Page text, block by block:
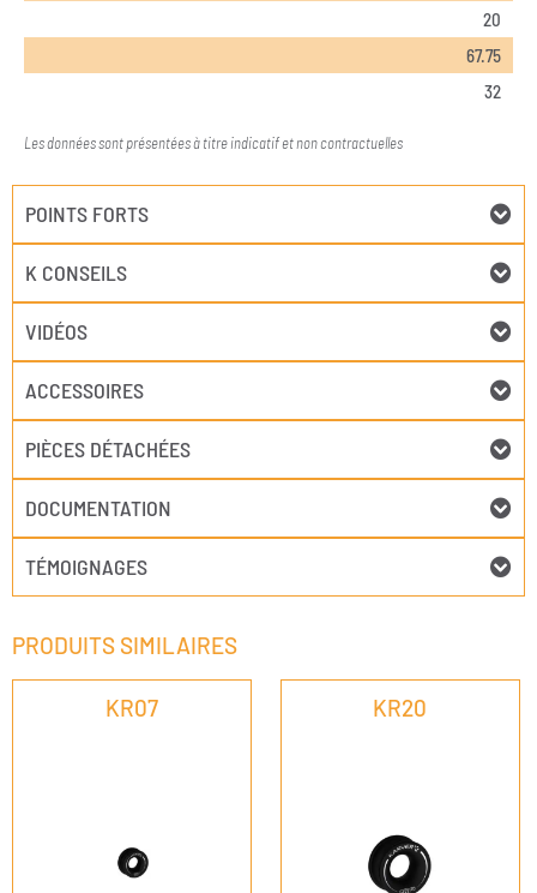
20
67.75
32
Les données sont présentées à titre indicatif et non contractuelles
POINTS FORTS
K CONSEILS
VIDÉOS
ACCESSOIRES
PIÈCES DÉTACHÉES
DOCUMENTATION
TÉMOIGNAGES
PRODUITS SIMILAIRES
KR07 KR20